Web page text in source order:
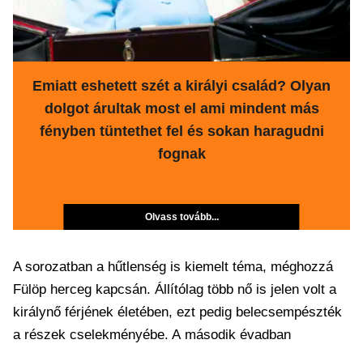
Emiatt eshetett szét a királyi család? Olyan
dolgot árultak most el ami mindent más
fényben tüntethet fel és sokan haragudni
fognak
Olvass tovább...
A sorozatban a hűtlenség is kiemelt téma, méghozzá
Fülöp herceg kapcsán. Állítólag több nő is jelen volt a
királynő férjének életében, ezt pedig belecsempészték
a részek cselekményébe. A második évadban